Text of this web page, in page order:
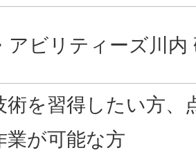
アビリティーズ川内
術を習得したい方、
業が可能な方